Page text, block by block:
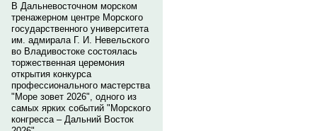
В Дальневосточном морском
тренажерном центре Морского
государственного университета
им. адмирала Г. И. Невельского
во Владивостоке состоялась
торжественная церемония
открытия конкурса
профессионального мастерства
"Море зовет 2026", одного из
самых ярких событий "Морского
конгресса – Дальний Восток